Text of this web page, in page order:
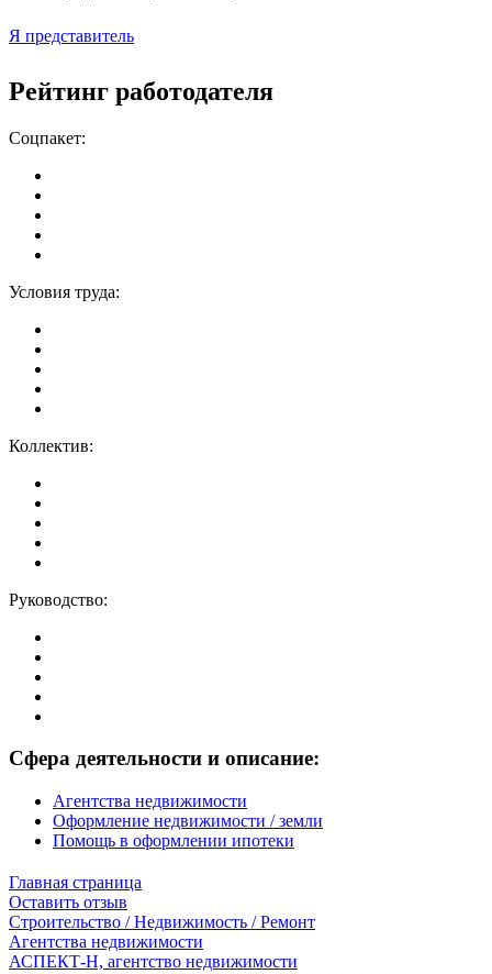
Я представитель
Рейтинг работодателя
Соцпакет:
Условия труда:
Коллектив:
Руководство:
Сфера деятельности и описание:
Агентства недвижимости
Оформление недвижимости / земли
Помощь в оформлении ипотеки
Главная страница
Оставить отзыв
Строительство / Недвижимость / Ремонт
Агентства недвижимости
АСПЕКТ-Н, агентство недвижимости